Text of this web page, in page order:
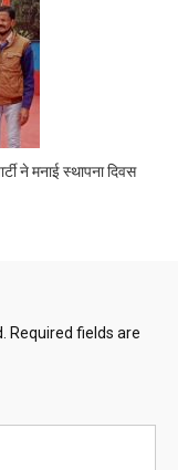
ने मनाई स्थापना दिवस
Required fields are